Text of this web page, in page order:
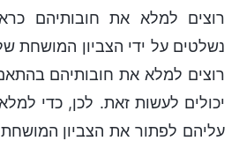
רוצים למלא את חובותיהם
נשלטים על ידי הצביון המושחת
רוצים למלא את חובותיהם
יכולים לעשות זאת. לכן, כדי
עליהם לפתור את הצביון